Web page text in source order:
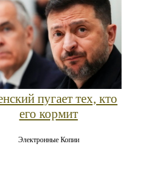
пугает тех, кто
его кормит
Электронные Копии